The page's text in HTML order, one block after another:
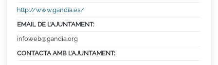
http://www.gandia.es/
EMAIL DE L’AJUNTAMENT:
infoweb@gandia.org
CONTACTA AMB L’AJUNTAMENT: